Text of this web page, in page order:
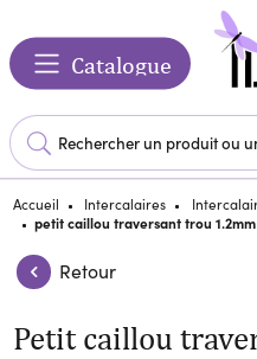
Catalogue
Accueil Intercalaires
petit caillou traversant trou 1.2mm
Retour
petit caillou